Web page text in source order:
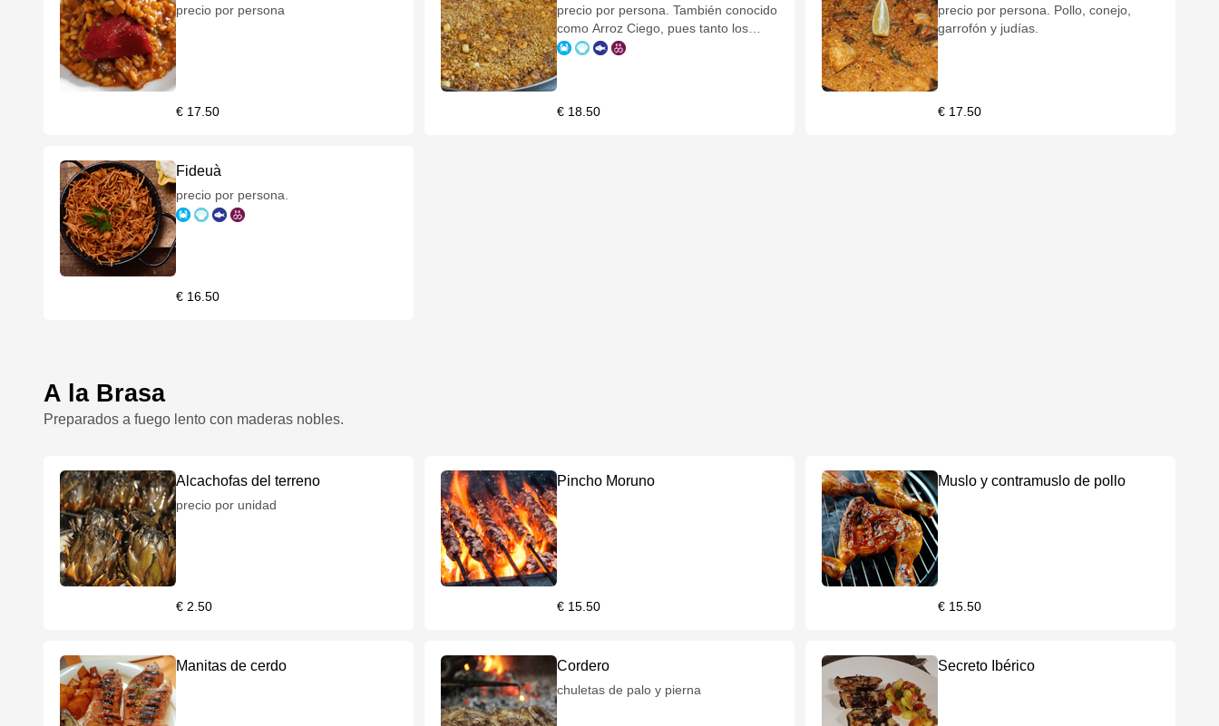
precio por persona
€ 17.50
precio por persona. También conocido
como Arroz Ciego, pues tanto los
crustáceos como los moluscos están
€ 18.50
precio por persona. Pollo, conejo,
garrofón y judías.
€ 17.50
Fideuà
precio por persona.
€ 16.50
A la Brasa
Preparados a fuego lento con maderas nobles.
Alcachofas del terreno
precio por unidad
€ 2.50
Pincho Moruno
€ 15.50
Muslo y contramuslo de pollo
€ 15.50
Manitas de cerdo Cordero
chuletas de palo y pierna
Secreto Ibérico